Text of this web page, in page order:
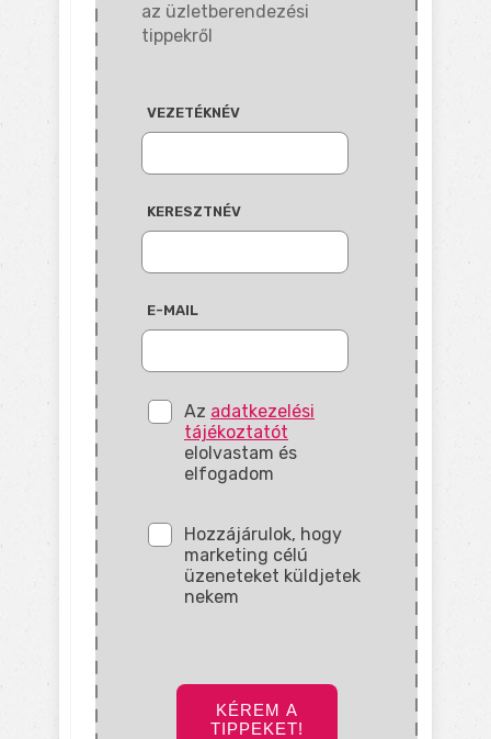
az üzletberendezési
tippekről
VEZETÉKNÉV
KERESZTNÉV
E-MAIL
Az adatkezelési
tájékoztatót
elolvastam és
elfogadom
Hozzájárulok, hogy
marketing célú
üzeneteket küldjetek
nekem
KÉREM A
TIPPEKET!